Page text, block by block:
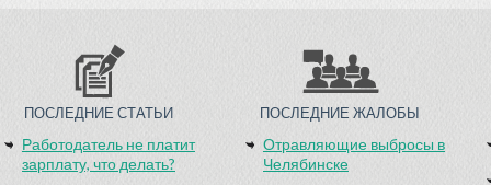
ПОСЛЕДНИЕ СТАТЬИ
Работодатель не платит
зарплату, что делать?
ПОСЛЕДНИЕ ЖАЛОБЫ
Отравляющие выбросы в
Челябинске